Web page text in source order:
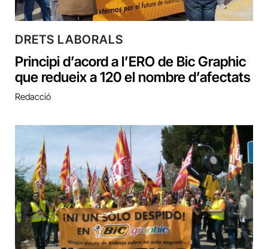
DRETS LABORALS
Principi d’acord a l’ERO de Bic Graphic
que redueix a 120 el nombre d’afectats
Redacció